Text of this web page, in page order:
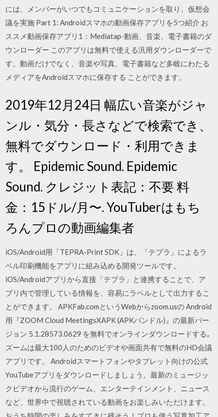
には、メンバーがいつでもコミュニケーションを取り、仮想会
議を実施 Part 1: Androidスマホの動画保存アプリを5つ紹介 お
ススメ動画保存アプリ1：Mediatap-動画、音楽、電子書籍のダ
ウンローダー このアプリは無料で使える汎用ダウンローダーで
す。動画だけでなく、音楽や写真、電子書籍など多岐にわたる
メディアをAndroidスマホに保存する ことができます。
2019年12月24日 幅広い音楽がジャ
ンル・気分・長さなどで検索でき、
無料でダウンロード・利用できま
す。 Epidemic Sound. Epidemic
Sound. クレジット表記：不要 料
金：15ドル/月〜. YouTuberはもち
ろんプロの動画編集者
iOS/Android用「TEPRA-Print SDK」は、「テプラ」によるラ
ベル印刷機能をアプリに組み込める開発ツールです。
iOS/Androidアプリから直接「テプラ」と連携することで、ア
プリ内で管理している情報を、容易にラベルとして出力するこ
とができます。 APKFab.comというWebからzoom.usの Android
用『ZOOM Cloud MeetingsXAPK (APKバンドル)』の最新バー
ジョン 5.1.28573.0629 を無料でオンラインダウンロードする｡
ズームは最大100人のためのビデオや画面共有で無料のHD会議
アプリです。 Androidスマートフォンやタブレット向けの公式
YouTubeアプリをダウンロードしましょう。最新のミュージッ
クビデオから流行のゲーム、エンターテインメント、ニュース
など、世界中で視聴されている動画をお楽しみいただけます。